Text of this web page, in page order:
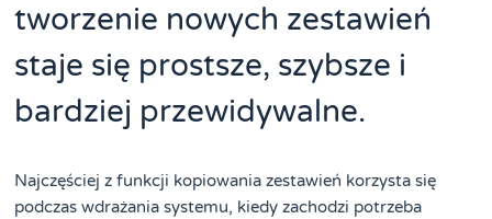
tworzenie nowych zestawień
staje się prostsze, szybsze i
bardziej przewidywalne.
Najczęściej z funkcji kopiowania zestawień korzysta się
podczas wdrażania systemu, kiedy zachodzi potrzeba